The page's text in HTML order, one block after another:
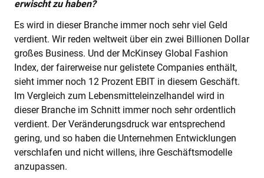
erwischt zu haben?
Es wird in dieser Branche immer noch sehr viel Geld
verdient. Wir reden weltweit über ein zwei Billionen Dollar
großes Business. Und der McKinsey Global Fashion
Index, der fairerweise nur gelistete Companies enthält,
sieht immer noch 12 Prozent EBIT in diesem Geschäft.
Im Vergleich zum Lebensmitteleinzelhandel wird in
dieser Branche im Schnitt immer noch sehr ordentlich
verdient. Der Veränderungsdruck war entsprechend
gering, und so haben die Unternehmen Entwicklungen
verschlafen und nicht willens, ihre Geschäftsmodelle
anzupassen.